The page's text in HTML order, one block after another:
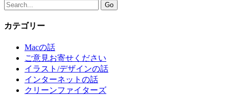
カテゴリー
Macの話
ご意見お寄せください
イラスト/デザインの話
インターネットの話
クリーンファイターズ